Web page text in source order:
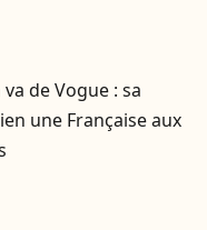
de Vogue : sa
une Française aux